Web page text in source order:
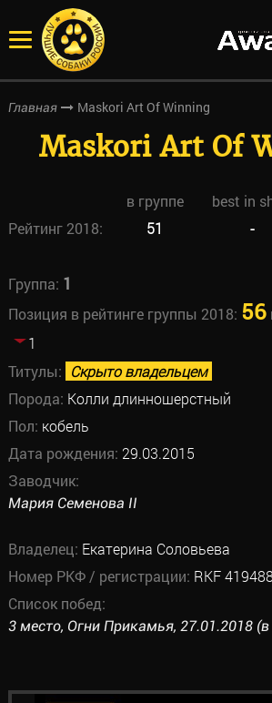
Главная Maskori Art Of Winning
Maskori Art Of
в группе best in
Рейтинг 2018:
51 -
Группа: 1
Позиция в рейтинге группы 2018: 56
1
Титулы: Скрыто владельцем
Порода: Колли длинношерстный
Пол: кобель
Дата рождения: 29.03.2015
Заводчик:
Мария Семенова II
Владелец: Екатерина Соловьева
Номер РКФ / регистрации: RKF
Список побед:
3 место, Огни Прикамья, 27.01.2018 (в